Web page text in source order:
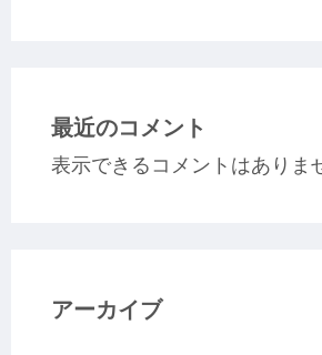
最近のコメント
表示できるコメントはありま
アーカイブ